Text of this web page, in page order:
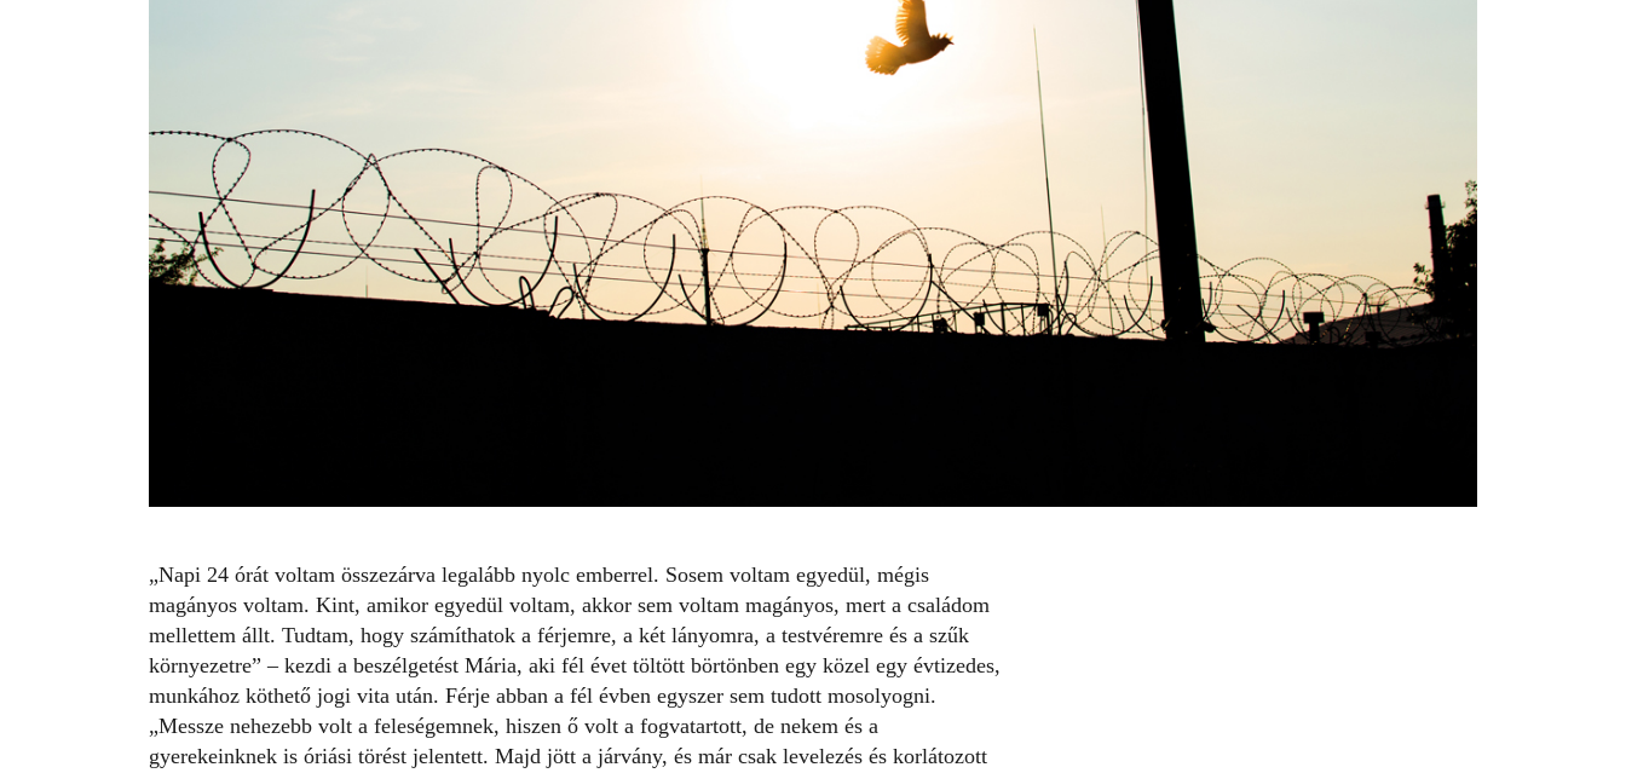
„Napi 24 órát voltam összezárva legalább nyolc emberrel. Sosem voltam egyedül, mégis
magányos voltam. Kint, amikor egyedül voltam, akkor sem voltam magányos, mert a családom
mellettem állt. Tudtam, hogy számíthatok a férjemre, a két lányomra, a testvéremre és a szűk
környezetre” – kezdi a beszélgetést Mária, aki fél évet töltött börtönben egy közel egy évtizedes,
munkához köthető jogi vita után. Férje abban a fél évben egyszer sem tudott mosolyogni.
„Messze nehezebb volt a feleségemnek, hiszen ő volt a fogvatartott, de nekem és a
gyerekeinknek is óriási törést jelentett. Majd jött a járvány, és már csak levelezés és korlátozott